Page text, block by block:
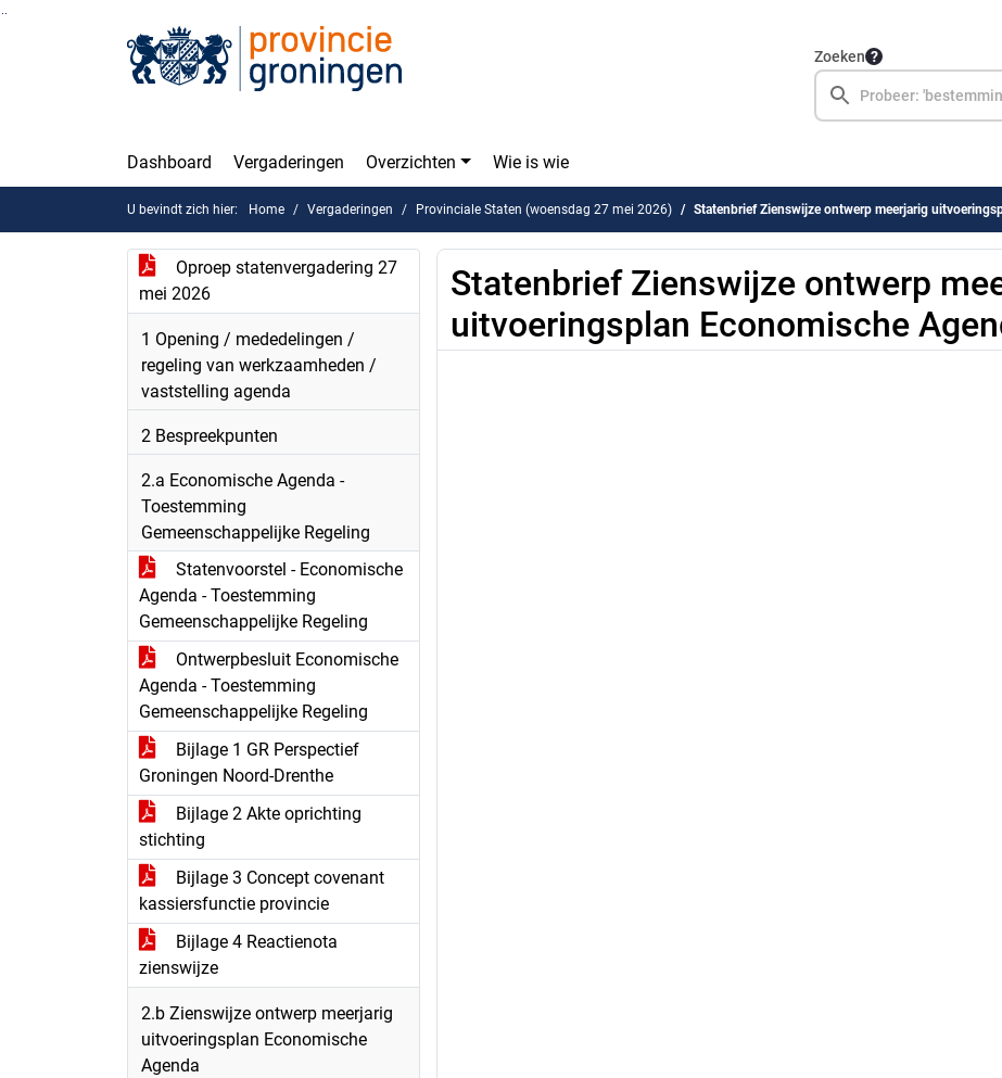
Ga naar de inhoud van deze pagina
Zoeken
Dashboard Vergaderingen Overzichten Wie is wie
U bevindt zich hier: Home Vergaderingen Provinciale Staten (woensdag 27 mei 2026) Statenbrief Zienswijze ontwerp meerjarig uitvoeringsplan
Oproep statenvergadering 27
mei 2026
1 Opening / mededelingen /
regeling van werkzaamheden /
vaststelling agenda
2 Bespreekpunten
2.a Economische Agenda -
Toestemming
Gemeenschappelijke Regeling
Statenvoorstel - Economische
Agenda - Toestemming
Gemeenschappelijke Regeling
Ontwerpbesluit Economische
Agenda - Toestemming
Gemeenschappelijke Regeling
Bijlage 1 GR Perspectief
Groningen Noord-Drenthe
Bijlage 2 Akte oprichting
stichting
Bijlage 3 Concept covenant
kassiersfunctie provincie
Bijlage 4 Reactienota
zienswijze
2.b Zienswijze ontwerp meerjarig
uitvoeringsplan Economische
Agenda
Statenbrief Zienswijze ontwerp
uitvoeringsplan Economische